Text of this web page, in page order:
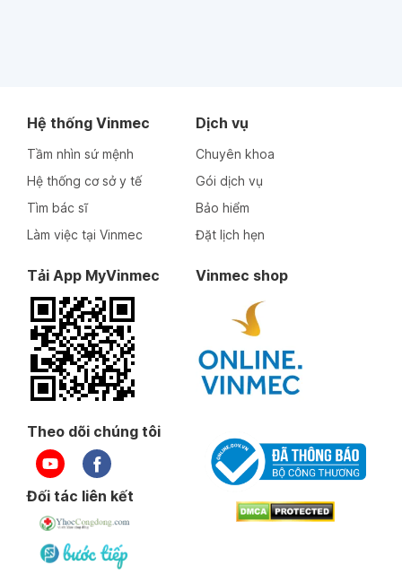
Hệ thống Vinmec
Tầm nhìn sứ mệnh
Hệ thống cơ sở y tế
Tìm bác sĩ
Làm việc tại Vinmec
Dịch vụ
Chuyên khoa
Gói dịch vụ
Bảo hiểm
Đặt lịch hẹn
Tải App MyVinmec Vinmec shop
Theo dõi chúng tôi
Đối tác liên kết